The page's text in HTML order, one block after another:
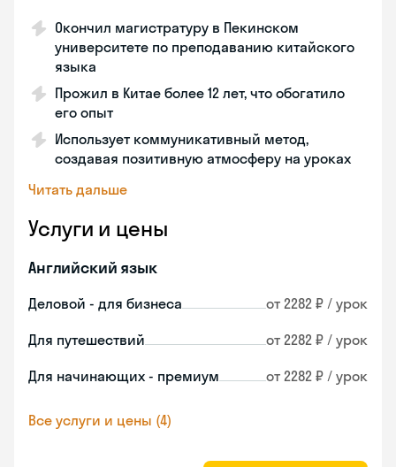
Окончил магистратуру в Пекинском
университете по преподаванию китайского
языка
Прожил в Китае более 12 лет, что обогатило
его опыт
Использует коммуникативный метод,
создавая позитивную атмосферу на уроках
Читать дальше
Услуги и цены
Английский язык
Деловой - для бизнеса от 2282 ₽ / урок
Для путешествий от 2282 ₽ / урок
Для начинающих - премиум от 2282 ₽ / урок
Все услуги и цены (4)